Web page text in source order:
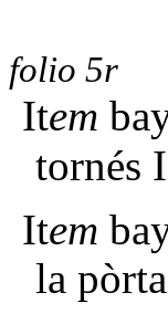
folio 5r
Item
tornés
Item
la